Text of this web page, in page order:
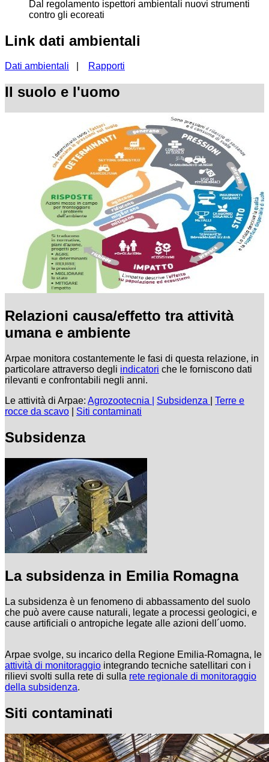
Dal regolamento ispettori ambientali nuovi strumenti
contro gli ecoreati
Link dati ambientali
Dati ambientali Rapporti
Il suolo e l'uomo
Relazioni causa/effetto tra attività
umana e ambiente
Arpae monitora costantemente le fasi di questa relazione, in
particolare attraverso degli indicatori che le forniscono dati
rilevanti e confrontabili negli anni.
Le attività di Arpae: Agrozootecnia | Subsidenza
Terre e
rocce da scavo
Siti contaminati
Subsidenza
La subsidenza in Emilia Romagna
La subsidenza è un fenomeno di abbassamento del suolo
che può avere cause naturali, legate a processi geologici, e
cause artificiali o antropiche legate alle azioni dell´uomo.
Arpae svolge, su incarico della Regione Emilia-Romagna, le
attività di monitoraggio integrando tecniche satellitari con i
rilievi svolti sulla rete di sulla rete regionale di monitoraggio
della subsidenza.
Siti contaminati